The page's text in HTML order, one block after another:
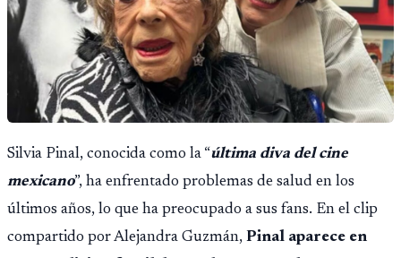
Silvia Pinal, conocida como la “última diva del cine
mexicano”, ha enfrentado problemas de salud en los
últimos años, lo que ha preocupado a sus fans. En el clip
compartido por Alejandra Guzmán, Pinal aparece en